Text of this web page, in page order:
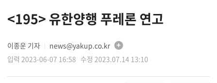
<195> 유한양행 푸레론 연고
이종운 기자
news@yakup.co.kr
입력 2023-06-07 16:58 수정 2023.07.14 13:10